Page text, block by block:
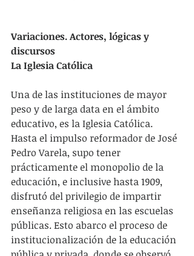
Variaciones. Actores, lógicas y
discursos
La Iglesia Católica
Una de las instituciones de mayor
peso y de larga data en el ámbito
educativo, es la Iglesia Católica.
Hasta el impulso reformador de José
Pedro Varela, supo tener
prácticamente el monopolio de la
educación, e inclusive hasta 1909,
disfrutó del privilegio de impartir
enseñanza religiosa en las escuelas
públicas. Esto abarco el proceso de
institucionalización de la educación